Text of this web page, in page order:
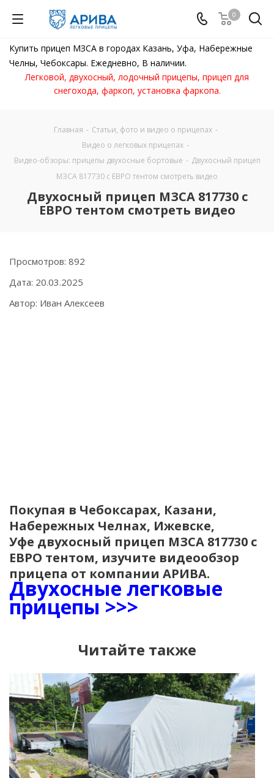
0
Купить прицеп МЗСА в городах Казань, Уфа, Набережные
Челны, Чебоксары. Ежедневно, В наличии.
Легковой, двухосный, лодочный прицепы, прицеп для
снегохода, фаркоп, установка фаркопа.
Главная - Статьи, фото и видео о прицепах -
Видео о легковых прицепах -
Видео-обзоры: прицепы двухосные бортовые - Двухосный прицеп
МЗСА 817730 с ЕВРО тентом смотреть видео
Двухосный прицеп МЗСА 817730 с
ЕВРО тентом смотреть видео
Просмотров: 892
Дата: 20.03.2025
Автор: Иван Алексеев
Покупая в Чебоксарах, Казани,
Набережных Челнах, Ижевске,
Уфе двухосный прицеп МЗСА 817730 с
ЕВРО тентом, изучите видеообзор
прицепа от компании АРИВА.
Двухосные легковые
прицепы >>>
Читайте также